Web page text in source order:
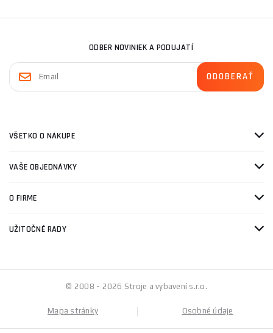
ODBER NOVINIEK A PODUJATÍ
VŠETKO O NÁKUPE
VAŠE OBJEDNÁVKY
O FIRME
UŽITOČNÉ RADY
© 2008 - 2026 Stroje a vybavení s.r.o.
Mapa stránky Osobné údaje